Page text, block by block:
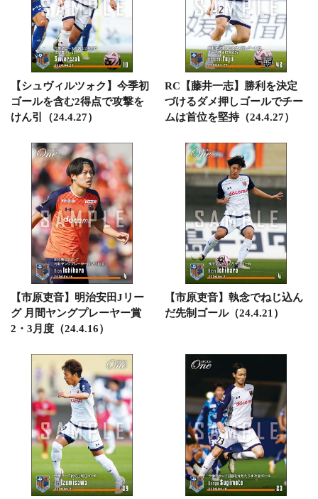
【シュヴィルツォク】今季初
ゴールを含む2得点で攻撃を
けん引（24.4.27）
RC【藤井一志】勝利を決定
づけるダメ押しゴールでチー
ムは首位を堅持（24.4.27）
【市原吏音】明治安田Jリー
グ 月間ヤングプレーヤー賞
2・3月度（24.4.16）
【市原吏音】執念でねじ込ん
だ先制ゴール（24.4.21）